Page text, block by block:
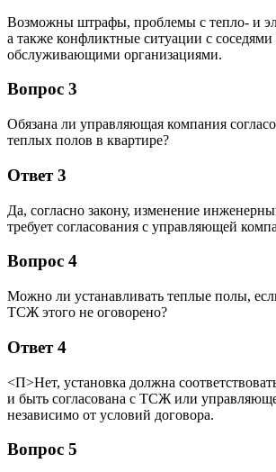
Возможны штрафы, проблемы с тепло- и
а также конфликтные ситуации с соседями
обслуживающими организациями.
Вопрос 3
Обязана ли управляющая компания
теплых полов в квартире?
Ответ 3
Да, согласно закону, изменение
требует согласования с управляющей
Вопрос 4
Можно ли устанавливать теплые полы,
ТСЖ этого не оговорено?
Ответ 4
<П>Нет, установка должна
и быть согласована с ТСЖ или
независимо от условий договора.
Вопрос 5